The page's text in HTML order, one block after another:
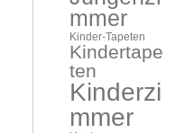
mmer
Kinder-Tapeten
Kindertape
ten
Kinderzi
mmer